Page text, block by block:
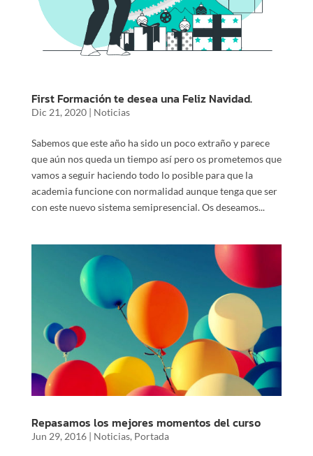
First Formación te desea una Feliz Navidad.
Dic 21, 2020| Noticias
Sabemos que este año ha sido un poco extraño y parece
que aún nos queda un tiempo así pero os prometemos que
vamos a seguir haciendo todo lo posible para que la
academia funcione con normalidad aunque tenga que ser
con este nuevo sistema semipresencial. Os deseamos...
Repasamos los mejores momentos del curso
Jun 29, 2016| Noticias, Portada